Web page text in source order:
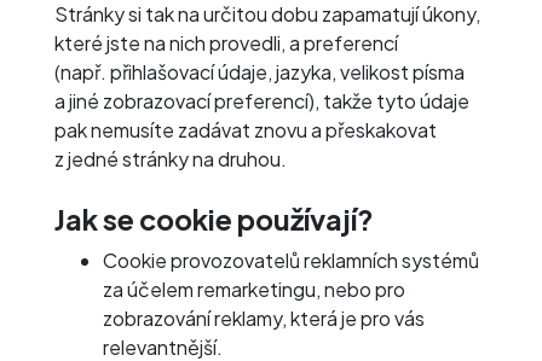
Stránky si tak na určitou dobu zapamatují úkony,
které jste na nich provedli, a preferencí
(např. přihlašovací údaje, jazyka, velikost písma
a jiné zobrazovací preferencí), takže tyto údaje
pak nemusíte zadávat znovu a přeskakovat
z jedné stránky na druhou.
Jak se cookie používají?
Cookie provozovatelů reklamních systémů
za účelem remarketingu, nebo pro
zobrazování reklamy, která je pro vás
relevantnější.